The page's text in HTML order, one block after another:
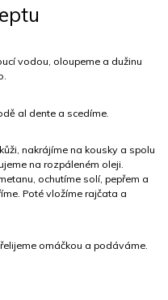
21.2 mg
1629.2 mg
Železo 52.7 mg
vodou, oloupeme a dužinu
al dente a scedíme.
nakrájíme na kousky a spolu
na rozpáleném oleji.
ochutíme solí, pepřem a
Poté vložíme rajčata a
omáčkou a podáváme.